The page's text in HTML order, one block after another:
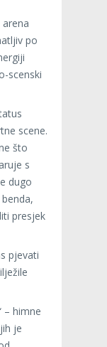
po
scenski
scene.
što
s
dugo
presjek
pjevati
– himne
je